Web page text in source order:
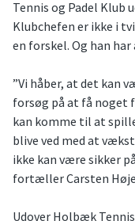
Tennis og Padel Klub
Klubchefen er ikke i
en forskel. Og han
”Vi håber, at det kan
forsøg på at få noget
kan komme til at
blive ved med at
ikke kan være sikker
fortæller Carsten
Udover Holbæk